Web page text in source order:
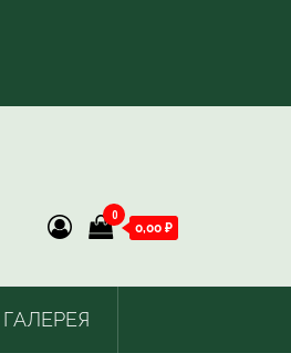
0
0,00 ₽
ГАЛЕРЕЯ